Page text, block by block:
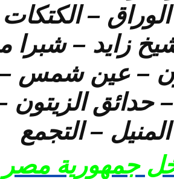
–
زايد –
– عين شمس
الزيتون
– التجمع
جمهورية مصر